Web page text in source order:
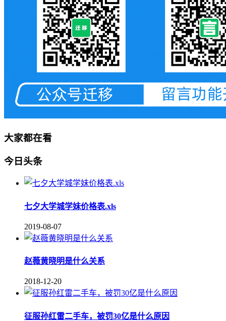
大家都在看
今日头条
七夕大学城学妹价格表.xls
2019-08-07
赵薇黄晓明是什么关系
2018-12-20
征服孙红雷二手车，被罚30亿是什么原因